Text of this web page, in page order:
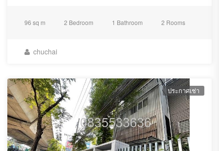
96 sq m 2 Bedroom 1 Bathroom 2 Rooms
chuchai
ประกาศเช่า
เว็บไซต์อสังหาริมทรัพย์ชั้นนำของประเทศไทย ที่เป็นจุดเริ่มต้นของผู้ที่
กำลังมองหาอสังหาริมทรัพย์ ไม่ว่าจะเป็นการซื้อ-เช่าเพื่ออยู่อาศัย หรือ
ลงทุน บนเว็บไซต์ AtHomeDD คุณจะพบกับอสังหาริมทรัพย์ทั้งประกาศ
ขาย หรือให้เช่า บ้านเดี่ยว คอนโด ทาวน์เฮ้าส์ ทาวน์โฮม ที่ดิน อพาร์ท
เมนท์ หอพัก และตึกแถว อาคารพาณิชย์ รหลากหลายรายการรวม
ทั้งหมดที่นี่แล้ว.